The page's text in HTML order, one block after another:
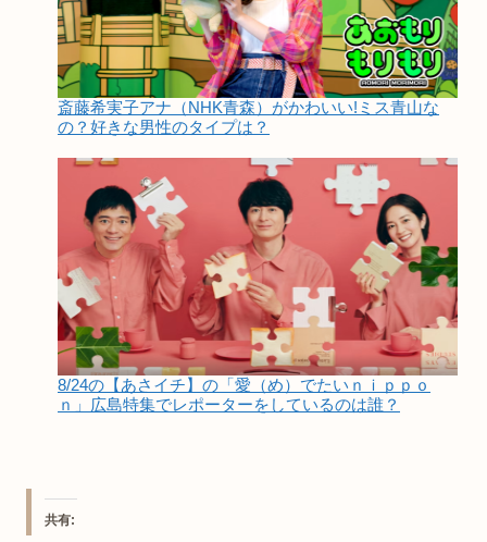
斎藤希実子アナ（NHK青森）がかわいい!ミス青山な
の？好きな男性のタイプは？
8/24の【あさイチ】の「愛（め）でたいｎｉｐｐｏ
ｎ」広島特集でレポーターをしているのは誰？
共有: